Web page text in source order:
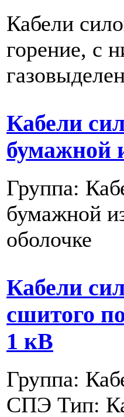
Кабели
горение, с
Кабели
бумажной
Группа:
бумажной
оболочке
Кабели
сшитого
1 кВ
Группа:
СПЭ Тип: